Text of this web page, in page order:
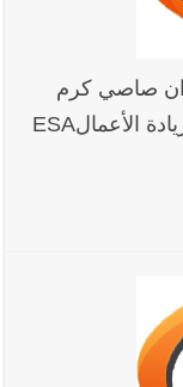
محمد زيدان:
التراثية للمدينة
لكرة القدم
قصر بعبدا الوقائع
الغلاء| الرئيس عون
صاصي كرم
دفعة المتخرجين من المدرسة العليا لريادة الأعمالESA